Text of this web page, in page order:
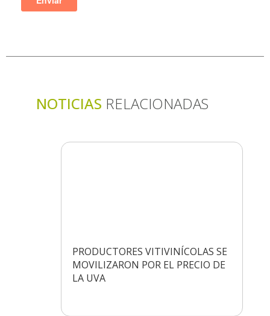
NOTICIAS RELACIONADAS
PRODUCTORES VITIVINÍCOLAS SE
MOVILIZARON POR EL PRECIO DE
LA UVA